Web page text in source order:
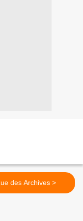
Rue des Archives >